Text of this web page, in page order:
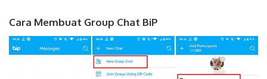
Cara Membuat Group Chat BiP